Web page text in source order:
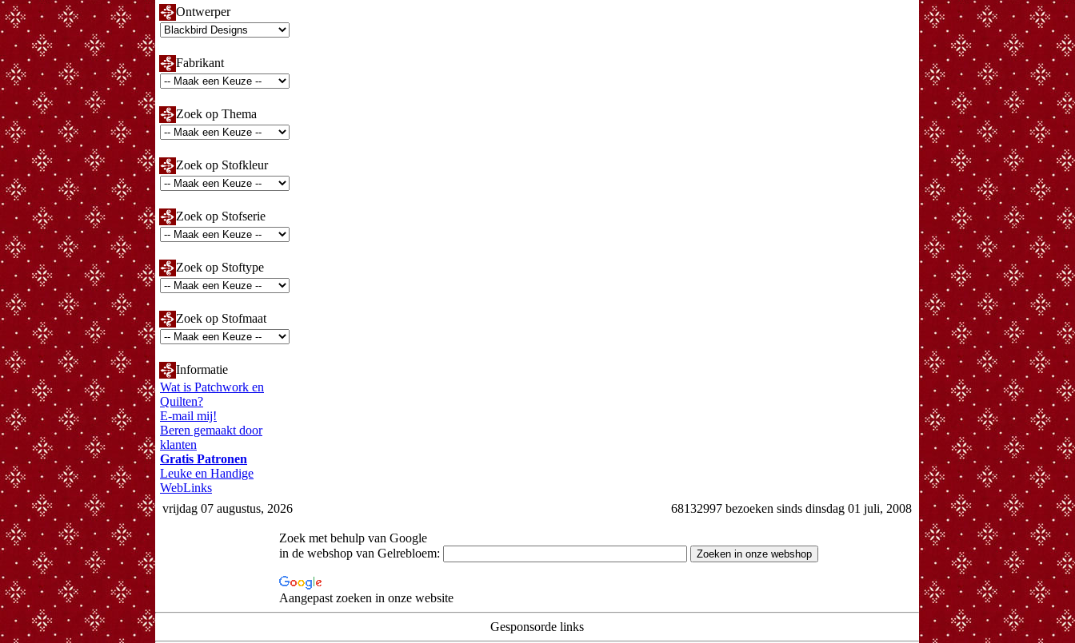
Ontwerper
Fabrikant
Zoek op Thema
Zoek op Stofkleur
Zoek op Stofserie
Zoek op Stoftype
Zoek op Stofmaat
Informatie
Wat is Patchwork en
Quilten?
E-mail mij!
Beren gemaakt door
klanten
Gratis Patronen
Leuke en Handige
WebLinks
vrijdag 07 augustus, 2026 68132997 bezoeken sinds dinsdag 01 juli, 2008
Zoek met behulp van Google
in de webshop van Gelrebloem:
Aangepast zoeken in onze website
Gesponsorde links